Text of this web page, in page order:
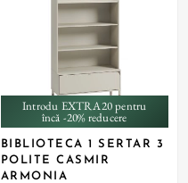
Introdu EXTRA20 pentru
încă -20% reducere
BIBLIOTECA 1 SERTAR 3
POLITE CASMIR
ARMONIA